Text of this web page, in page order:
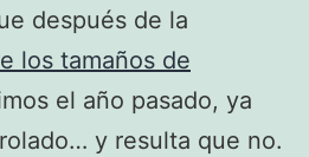
después de la
los tamaños de
el año pasado, ya
y resulta que no.